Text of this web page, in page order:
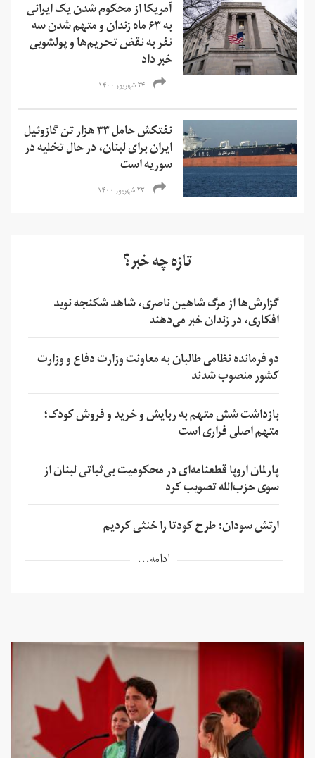
آمریکا از محکوم شدن یک ایرانی
به ۶۳ ماه زندان و متهم شدن سه
نفر به نقض تحریم‌ها و‌ پولشویی
خبر داد
۲۴ شهریور ۱۴۰۰
نفتکش حامل ۳۳ هزار تن گازوئیل
ایران برای لبنان، در حال تخلیه در
سوریه است
۲۳ شهریور ۱۴۰۰
تازه چه خبر؟
گزارش‌ها از مرگ شاهین ناصری، شاهد شکنجه نوید
افکاری، در زندان خبر می‌دهند
دو فرمانده نظامی طالبان به معاونت وزارت دفاع و وزارت
کشور منصوب شدند
بازداشت شش متهم به ربایش و خرید و فروش کودک؛
متهم اصلی فراری است
پارلمان اروپا قطعنامه‌ای در محکومیت بی‌ثباتی لبنان از
سوی حزب‌الله تصویب کرد
ارتش سودان: طرح کودتا را خنثی کردیم
ادامه...